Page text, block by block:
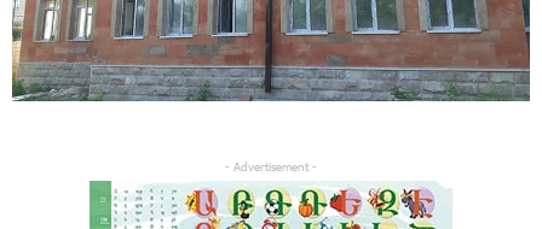
- Advertisement -